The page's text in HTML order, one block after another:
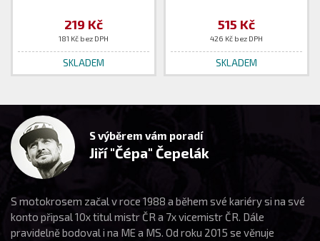
219 Kč
181 Kč bez DPH
SKLADEM
515 Kč
426 Kč bez DPH
SKLADEM
S výběrem vám poradí
Jiří "Čépa" Čepelák
S motokrosem začal v roce 1988 a během své kariéry si na své
konto připsal 10x titul mistr ČR a 7x vicemistr ČR. Dále
pravidelně bodoval i na ME a MS. Od roku 2015 se věnuje